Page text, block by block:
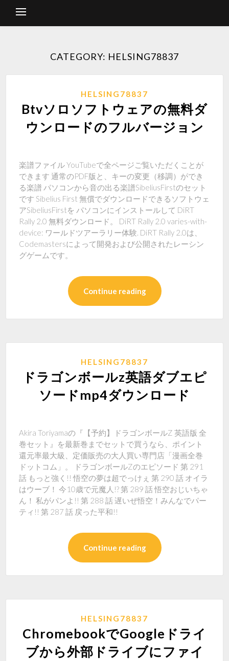
CATEGORY: HELSING78837
HELSING78837
Btvソロソフトウェアの無料ダ
ウンロードのフルバージョン
楽譜ファイル YouTubeで全ページご覧いただくことが
できます 通常のPDF版と、キーの変更（移調）ができ
る楽譜 パソコンから音の出る楽譜SibeliusFirstのセット
です Sibelius First 無償でダウンロードできるソフトウェ
アSibeliusFirstを パソコンにインストールして DiRT
Rally 2.0 無料ダウンロード。 DiRT Rally 2.0 varies-with-
device: ワールドツアーラリー体験. DiRT Rally 2.0は、
Codemastersによって開発および公開されたレーシン
グゲームです。
Continue reading
HELSING78837
ドラゴンボールz英語ダブエピ
ソードmp4ダウンロード
Akira Toriyamaの『【予約】ドラゴンボールZ 英語版 全
巻セット』を最新巻までセットで買うなら、ポイント
還元率最大級、定価販売の大人買い専門店「漫画全巻
ドットコム」。 ドラゴンボールZのエピソード 第 291
話 もっと強く!! 悟空の夢は超でっけぇ 第 290 話 オイラ
はウーブ！ 今10歳で元魔人!? 第 289 話 悟空おじいちゃ
ん！ 私がパンよ!! 第 288 話 遅いぜ悟空！みんなでパー
ティ!! 第 287 話 戻った平和!!
Continue reading
HELSING78837
ChromebookでGoogleドライ
ブから外部ドライブにファイ